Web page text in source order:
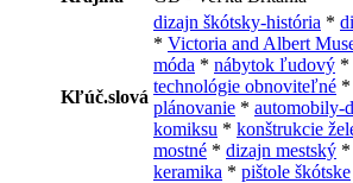
Kľúč.slová
dizajn škótsky-história *
* Victoria and Albert
móda * nábytok ľudový *
technológie obnoviteľné *
plánovanie * automobily-
komiksu * konštrukcie
mostné * dizajn mestský *
keramika * pištole škótske